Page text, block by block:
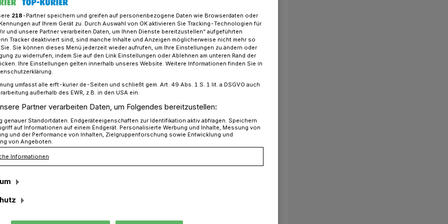
LoRaWAN aus​
aus
und
„melita.io“ hat der Rhein-Kreis im
kreisweiten LoRaWAN-
Anwendungen begonnen. Dieses
der großen Anbieter und
große Reichweite und geringen
218-Partner speichern und greifen auf personenbezogene Daten wie Browserdaten oder
auf Ihrem Gerät zu. Durch Auswahl von OK aktivieren Sie Tracking-Technologien für
und unsere Partner verarbeiten Daten, um Ihnen Dienste bereitzustellen“ aufgeführten
Tracker deaktiviert sind, sind manche Inhalte und Anzeigen möglicherweise nicht mehr so
Sie können dieses Menü jederzeit wieder aufrufen, um Ihre Einstellungen zu ändern oder
zu widerrufen, indem Sie auf den Link Einstellungen oder Ablehnen am unteren Rand der
Ihre Einstellungen gelten innerhalb unseres Website. Weitere Informationen finden Sie in
umfasst alle erft-kurier.de-Seiten und schließt gem. Art. 49 Abs. 1 S. 1 lit. a DSGVO auch
außerhalb des EWR, z.B. in den USA ein.
Partner verarbeiten Daten, um Folgendes bereitzustellen:
genauer Standortdaten. Endgeräteeigenschaften zur Identifikation aktiv abfragen. Speichern
auf Informationen auf einem Endgerät. Personalisierte Werbung und Inhalte, Messung von
und der Performance von Inhalten, Zielgruppenforschung sowie Entwicklung und
von Angeboten.
Informationen